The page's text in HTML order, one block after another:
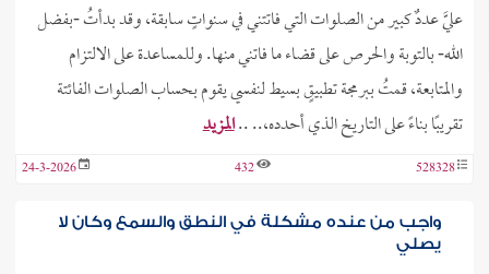
عليَّ عددٌ كبير من الصلوات التي فاتتني في سنواتٍ سابقة، وقد بدأتُ -بفضل
الله- بالتوبة والحرص على قضاء ما فاتني منها. وللمساعدة على الالتزام
والمتابعة، قمتُ ببرمجة تطبيقٍ بسيط لنفسي يقوم بحساب الصلوات الفائتة
تقريبًا بناءً على التاريخ الذي أحدده،.. ..المزيد
528328
432
24-3-2026
واجب من عنده مشكلة في النطق والسمع وكان لا
يصلي